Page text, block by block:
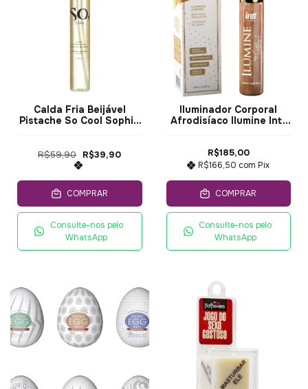
Calda Fria Beijável
Pistache So Cool Sophie
R$59,90 R$39,90
COMPRAR
Consulte-nos pelo
WhatsApp
Iluminador Corporal
Afrodisíaco Ilumine Intt
R$185,00
R$166,50 com Pix
COMPRAR
Consulte-nos pelo
WhatsApp